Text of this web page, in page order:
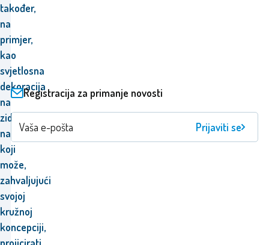
također,
na
primjer,
kao
svjetlosna
dekoracija
na
zid,
na
koji
može,
zahvaljujući
svojoj
kružnoj
koncepciji,
Registracija za primanje novosti
Prijaviti se